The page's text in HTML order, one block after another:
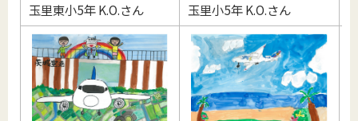
玉里東小5年 K.O.さん 玉里小5年 K.O.さん